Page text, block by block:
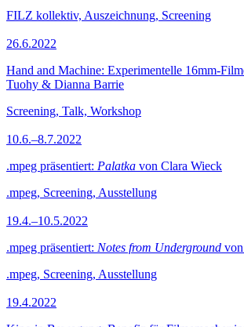
FILZ kollektiv, Auszeichnung, Screening
26.6.2022
Hand and Machine: Experimentelle 16mm-
Tuohy & Dianna Barrie
Screening, Talk, Workshop
10.6.–8.7.2022
.mpeg präsentiert: Palatka von Clara Wieck
.mpeg, Screening, Ausstellung
19.4.–10.5.2022
.mpeg präsentiert: Notes from Underground
.mpeg, Screening, Ausstellung
19.4.2022